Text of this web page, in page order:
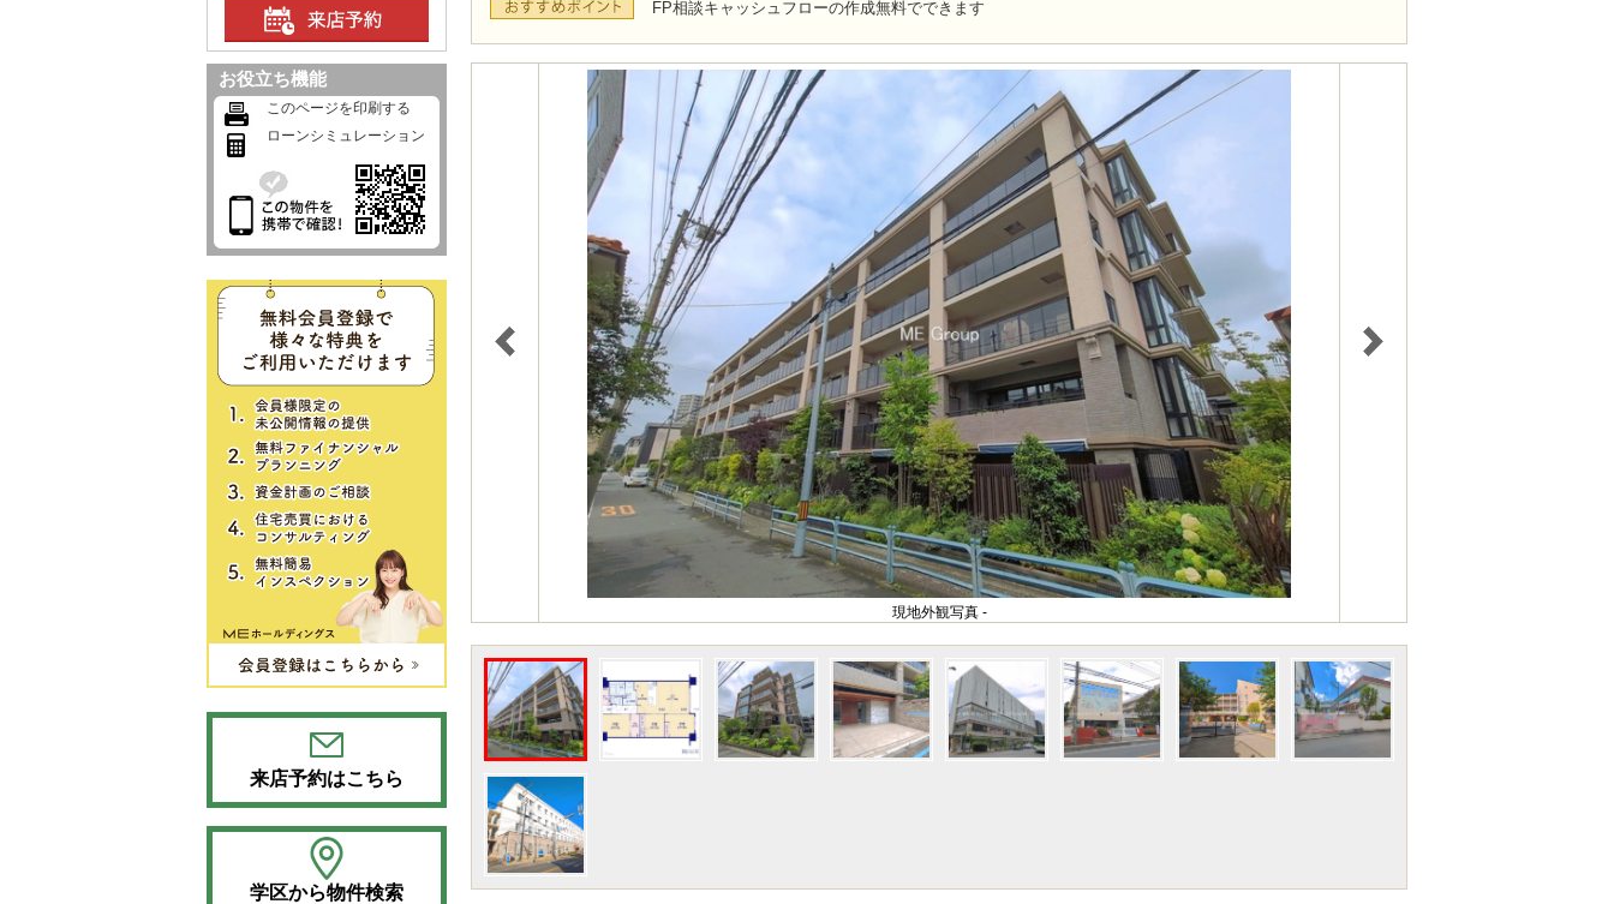
FP相談キャッシュフローの作成無料でできます
現地外観写真 -
お役立ち機能
このページを印刷する
ローンシミュレーション
来店予約はこちら
学区から物件検索